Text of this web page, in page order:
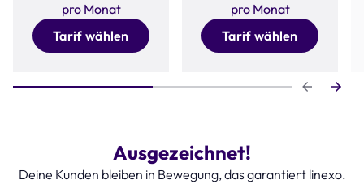
pro Monat
Tarif wählen
pro Monat
Tarif wählen
Ausgezeichnet!
Deine Kunden bleiben in Bewegung, das garantiert linexo.